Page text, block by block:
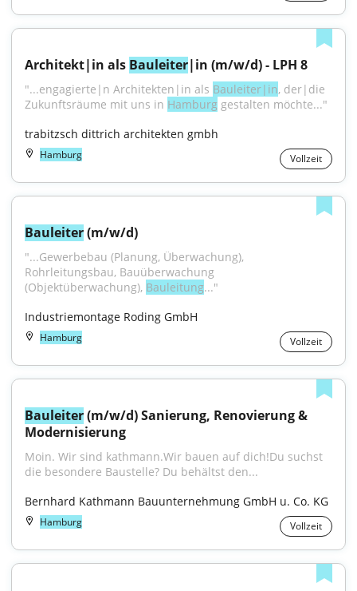
Architekt|in als Bauleiter|in (m/w/d) - LPH 8
"...engagierte|n Architekten|in als Bauleiter|in, der|die
Zukunftsräume mit uns in Hamburg gestalten möchte..."
trabitzsch dittrich architekten gmbh
Hamburg Vollzeit
Bauleiter (m/w/d)
"...Gewerbebau (Planung, Überwachung),
Rohrleitungsbau, Bauüberwachung
(Objektüberwachung), Bauleitung..."
Industriemontage Roding GmbH
Hamburg Vollzeit
Bauleiter (m/w/d) Sanierung, Renovierung &
Modernisierung
Moin. Wir sind kathmann.Wir bauen auf dich!Du suchst
die besondere Baustelle? Du behältst den...
Bernhard Kathmann Bauunternehmung GmbH u. Co. KG
Hamburg Vollzeit